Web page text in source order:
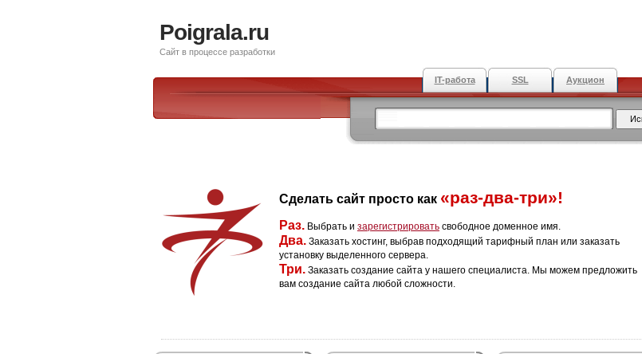
Poigrala.ru
Сайт в процессе разработки
IT-работа SSL Аукцион
Сделать сайт просто как «раз-два-три»!
Раз. Выбрать и зарегистрировать свободное доменное имя.
Два. Заказать хостинг, выбрав подходящий тарифный план или заказать
установку выделенного сервера.
Три. Заказать создание сайта у нашего специалиста. Мы можем предложить
вам создание сайта любой сложности.